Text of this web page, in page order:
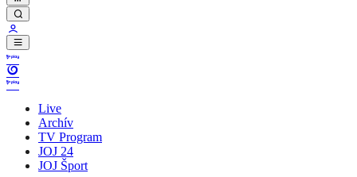
Live
Archív
TV Program
JOJ 24
JOJ Šport